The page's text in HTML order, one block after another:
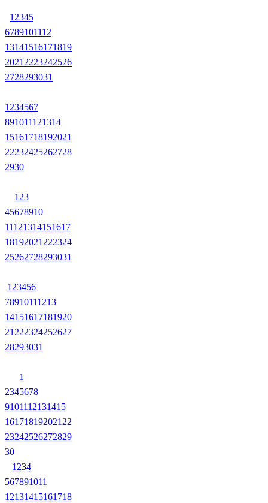
1 2345
6789101112
13141516171819
2021 2223242526
2728293031
1 234567
891011121314
15161718192021
22232425262728
2930
1 23
45678910
11121314151617
18192021 222324
25262728293031
1 23456
78910111213
14151617181920
21 222324252627
28293031
1
2345678
9101112131415
161718192021 22
23242526272829
30
1 234
567891011
12131415161718